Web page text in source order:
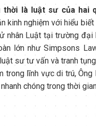
là luật sư của hai
nghiệm với hiểu
nhân Luật tại trường
lớn như Simpsons
sư tư vấn và tranh
trong lĩnh vực di trú,
chóng trong thời